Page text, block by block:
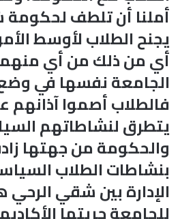
أملنا أن تلطف لحكومة
يجنح الطلاب لأوسط
أي من ذلك من أي
الجامعة نفسها في
فالطلاب أصموا
يتطرق لنشاطاتهم
والحكومة من جهتها
بنشاطات الطلاب
الإدارة بين شقي